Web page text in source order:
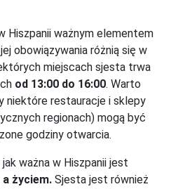
Hiszpanii ważnym elementem
jej obowiązywania różnią się w
miejscach sjesta trwa
od 13:00 do 16:00. Warto
niektóre restauracje i sklepy
regionach) mogą być
godziny otwarcia.
ważna w Hiszpanii jest
życiem. Sjesta jest również